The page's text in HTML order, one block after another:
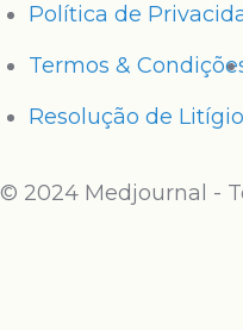
Política de
Termos &
Resolução de
© 2024 Medjournal -